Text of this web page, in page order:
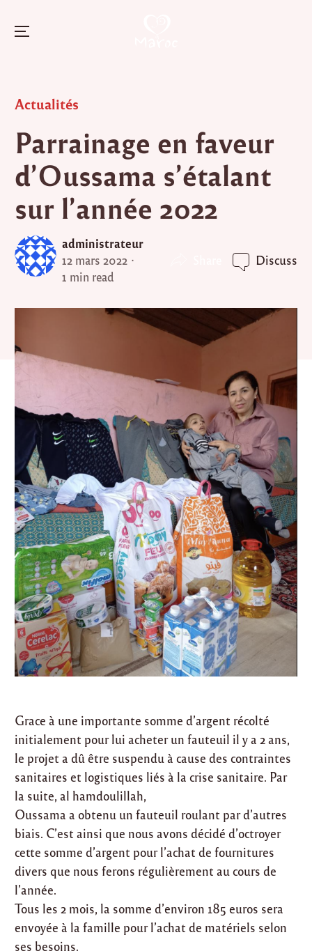
content
Menu
Posted
Actualités
Parrainage en faveur
d’Oussama s’étalant
sur l’année 2022
administrateur
12 mars 2022
1 min read
Discuss
Grace à une importante somme d’argent récolté
initialement pour lui acheter un fauteuil il y a 2 ans,
le projet a dû être suspendu à cause des contraintes
sanitaires et logistiques liés à la crise sanitaire. Par
la suite, al hamdoulillah,
Oussama a obtenu un fauteuil roulant par d’autres
biais. C’est ainsi que nous avons décidé d’octroyer
cette somme d’argent pour l’achat de fournitures
divers que nous ferons régulièrement au cours de
l’année.
Tous les 2 mois, la somme d’environ 185 euros sera
envoyée à la famille pour l’achat de matériels selon
ses besoins.